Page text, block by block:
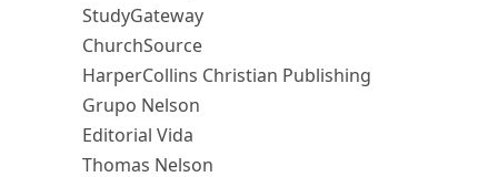
StudyGateway
ChurchSource
HarperCollins Christian Publishing
Grupo Nelson
Editorial Vida
Thomas Nelson